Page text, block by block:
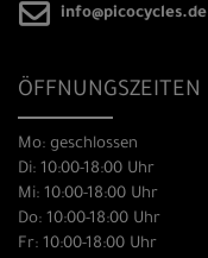
info@picocycles.de
ÖFFNUNGSZEITEN
Mo: geschlossen
Di: 10:00-18:00 Uhr
Mi: 10:00-18:00 Uhr
Do: 10:00-18:00 Uhr
Fr: 10:00-18:00 Uhr